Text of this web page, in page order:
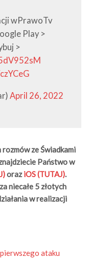
wPrawoTv
Play >
>
April 26, 2022
ze Świadkami
Państwo w
oraziOS (TUTAJ).
niecałe 5 złotych
w realizacji
ataku